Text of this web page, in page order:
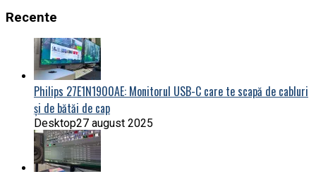
Recente
Philips 27E1N1900AE: Monitorul USB-C care te scapă de cabluri
și de bătăi de cap
Desktop27 august 2025